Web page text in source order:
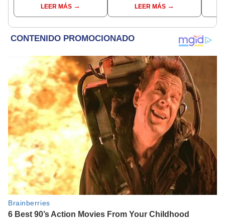
Aliaga no representan al
JNE
LEER MÁS
madrugadaLEER MÁS